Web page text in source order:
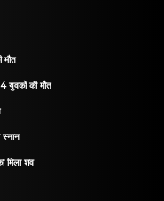
मौत
युवकों की मौत
स्नान
मिला शव